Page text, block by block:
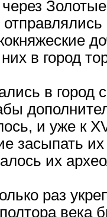
в город
в город
и уже к
засыпать
их
раз
века